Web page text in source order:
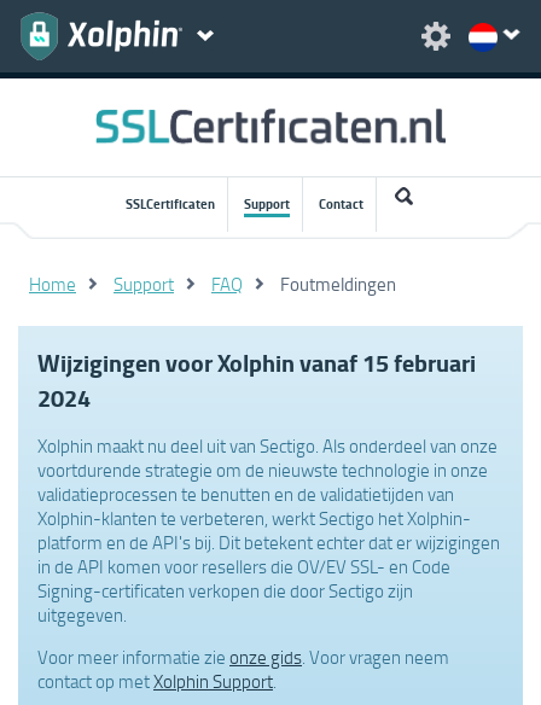
SSLCertificaten Support Contact
Home Support FAQ Foutmeldingen
Wijzigingen voor Xolphin vanaf 15 februari
2024
Xolphin maakt nu deel uit van Sectigo. Als onderdeel van onze
voortdurende strategie om de nieuwste technologie in onze
validatieprocessen te benutten en de validatietijden van
Xolphin-klanten te verbeteren, werkt Sectigo het Xolphin-
platform en de API's bij. Dit betekent echter dat er wijzigingen
in de API komen voor resellers die OV/EV SSL- en Code
Signing-certificaten verkopen die door Sectigo zijn
uitgegeven.
Voor meer informatie zie onze gids. Voor vragen neem
contact op metXolphin Support.